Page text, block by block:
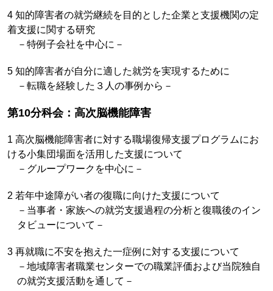
4 知的障害者の就労継続を目的とした企業と支援機関の定
着支援に関する研究
－特例子会社を中心に－
5 知的障害者が自分に適した就労を実現するために
－転職を経験した３人の事例から－
第10分科会：高次脳機能障害
1 高次脳機能障害者に対する職場復帰支援プログラムにお
ける小集団場面を活用した支援について
－グループワークを中心に－
2 若年中途障がい者の復職に向けた支援について
－当事者・家族への就労支援過程の分析と復職後のイン
タビューについて－
3 再就職に不安を抱えた一症例に対する支援について
－地域障害者職業センターでの職業評価および当院独自
の就労支援活動を通して－